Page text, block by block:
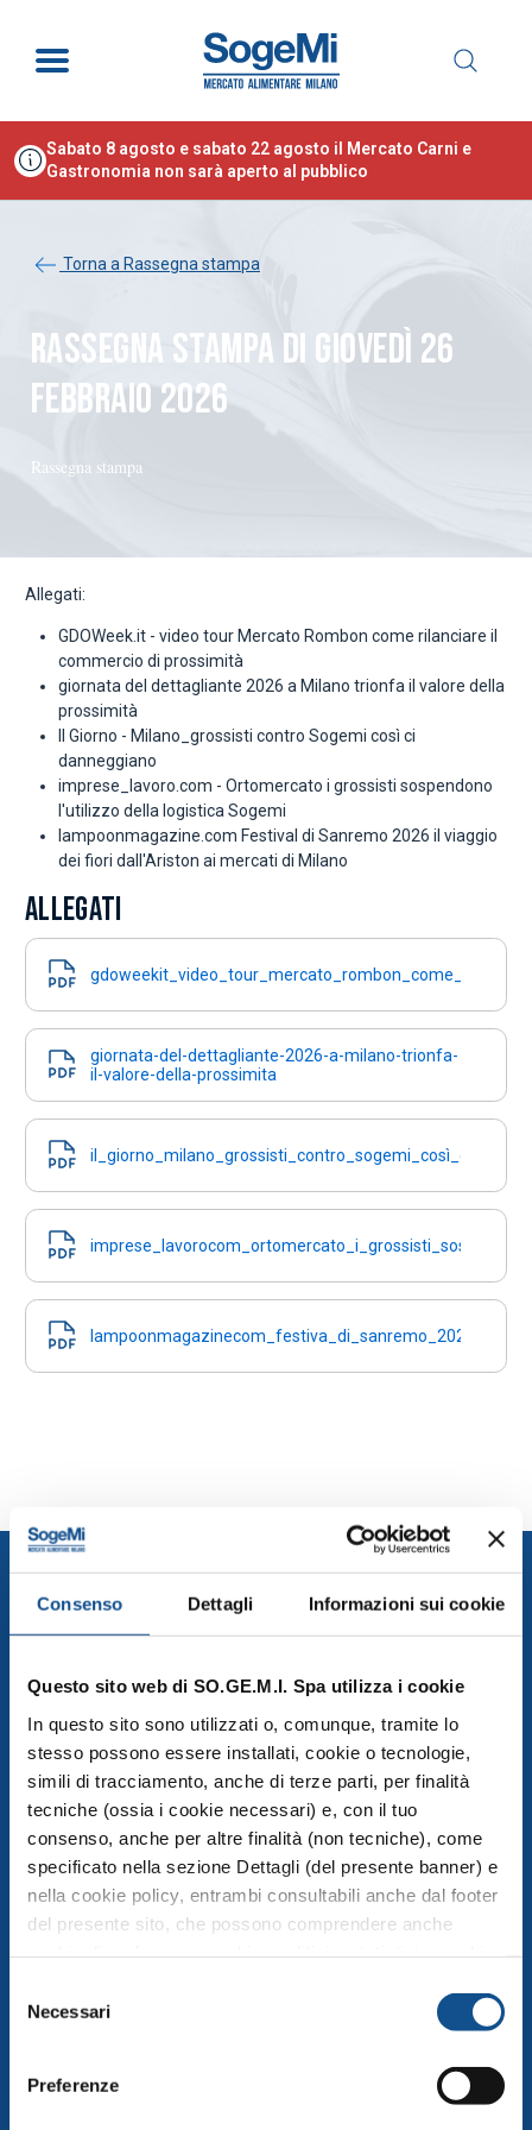
Consenso Dettagli Informazioni sui cookie
Questo sito web di SO.GE.M.I. Spa utilizza i cookie
In questo sito sono utilizzati o, comunque, tramite lo
stesso possono essere installati, cookie o tecnologie,
simili di tracciamento, anche di terze parti, per finalità
tecniche (ossia i cookie necessari) e, con il tuo
consenso, anche per altre finalità (non tecniche), come
specificato nella sezione Dettagli (del presente banner) e
nella cookie policy, entrambi consultabili anche dal footer
del presente sito, che possono comprendere anche
marketing). Puoi liberamente prestare, rifiutare o
cliccando su Accetta i selezionati. Puoi acconsentire
all’utilizzo di tali tecnologie utilizzando il pulsante “Accetta
delNecessari
Preferenze
Sabato 8 agosto e sabato 22 agosto il Mercato Carni e
Gastronomia non sarà aperto al pubblico
Torna a Rassegna stampa
RASSEGNA STAMPA DI GIOVEDÌ 26
FEBBRAIO 2026
Rassegna stampa
Allegati:
GDOWeek.it - video tour Mercato Rombon come rilanciare il
commercio di prossimità
giornata del dettagliante 2026 a Milano trionfa il valore della
prossimità
Il Giorno - Milano_grossisti contro Sogemi così ci
danneggiano
imprese_lavoro.com - Ortomercato i grossisti sospendono
l'utilizzo della logistica Sogemi
lampoonmagazine.com Festival di Sanremo 2026 il viaggio
dei fiori dall'Ariston ai mercati di Milano
ALLEGATI
giornata-del-dettagliante-2026-a-milano-trionfa-
il-valore-della-prossimita
SO.GE.M.I S.p.a., Via C. Lombroso 54, Milano
info@foodymilano.it
P.IVA 03516950155 - © 2025
COMPRENSORIO
Esplora la mappa del Comprensorio
MERCATO PUBBLICO